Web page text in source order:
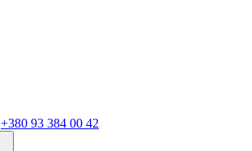
+380 93 384 00 42